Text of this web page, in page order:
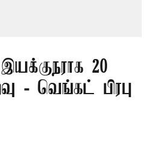
20
- வெங்கட் பிரபு